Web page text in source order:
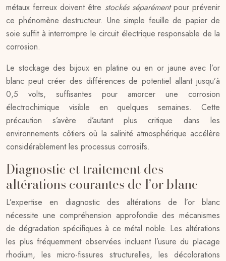
métaux ferreux doivent être stockés séparémentpour prévenir
ce phénomène destructeur. Une simple feuille de papier de
soie suffit à interrompre le circuit électrique responsable de la
corrosion.
Le stockage des bijoux en platine ou en or jaune avec l’or
blanc peut créer des différences de potentiel allant jusqu’à
0,5 volts, suffisantes pour amorcer une corrosion
électrochimique visible en quelques semaines. Cette
précaution s’avère d’autant plus critique dans les
environnements côtiers où la salinité atmosphérique accélère
considérablement les processus corrosifs.
Diagnostic et traitement des
altérations courantes de l’or blanc
L’expertise en diagnostic des altérations de l’or blanc
nécessite une compréhension approfondie des mécanismes
de dégradation spécifiques à ce métal noble. Les altérations
les plus fréquemment observées incluent l’usure du placage
rhodium, les micro-fissures structurelles, les décolorations